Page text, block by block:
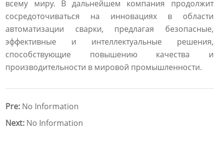
всему миру. В дальнейшем компания продолжит
сосредоточиваться на инновациях в области
автоматизации сварки, предлагая безопасные,
эффективные и интеллектуальные решения,
способствующие повышению качества и
производительности в мировой промышленности.
Pre: No Information
Next: No Information